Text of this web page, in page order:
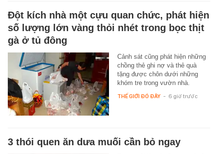
Đột kích nhà một cựu quan chức, phát hiện
số lượng lớn vàng thỏi nhét trong bọc thịt
gà ở tủ đông
Cảnh sát cũng phát hiện những
chồng thẻ ghi nợ và thẻ quà
tặng được chôn dưới những
khóm tre trong vườn nhà.
THẾ GIỚI ĐÓ ĐÂY - 6 giờ trước
3 thói quen ăn dưa muối cần bỏ ngay